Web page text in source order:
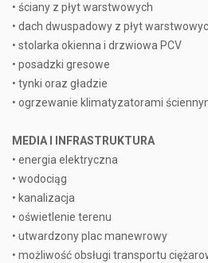
• ściany z płyt warstwowych
• dach dwuspadowy z płyt
• stolarka okienna i drzwiowa PCV
• posadzki gresowe
• tynki oraz gładzie
• ogrzewanie klimatyzatorami
MEDIA I INFRASTRUKTURA
• energia elektryczna
• wodociąg
• kanalizacja
• oświetlenie terenu
• utwardzony plac manewrowy
• możliwość obsługi transportu